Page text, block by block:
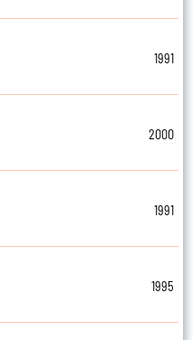
1991
2000
1991
1995